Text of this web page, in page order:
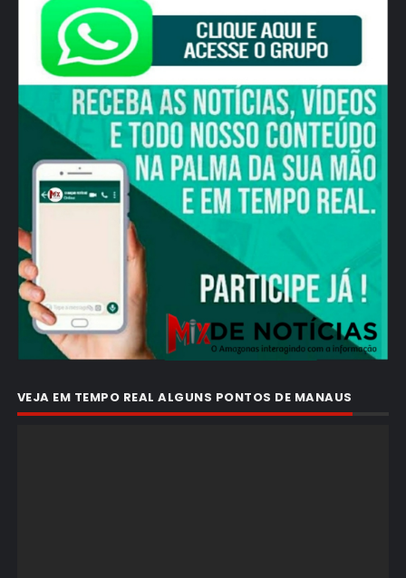
VEJA EM TEMPO REAL ALGUNS PONTOS DE MANAUS